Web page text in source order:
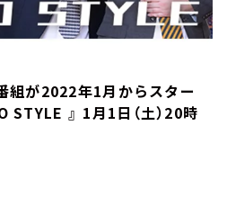
組が2022年1月からスター
STYLE 』 1月1日（土）20時